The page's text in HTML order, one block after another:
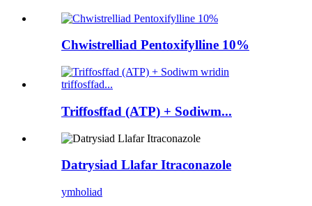
Chwistrelliad Pentoxifylline 10%
Triffosffad (ATP) + Sodiwm...
Datrysiad Llafar Itraconazole
ymholiad